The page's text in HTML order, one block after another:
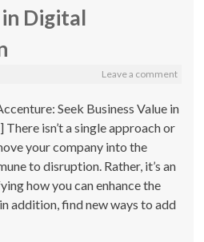
in Digital
Leave a comment
Seek Business Value in
isn’t a single approach or
your company into the
to disruption. Rather, it’s an
how you can enhance the
addition, find new ways to add